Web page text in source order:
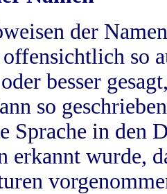
der
so
besser
so
Sprache in
erkannt wurde,